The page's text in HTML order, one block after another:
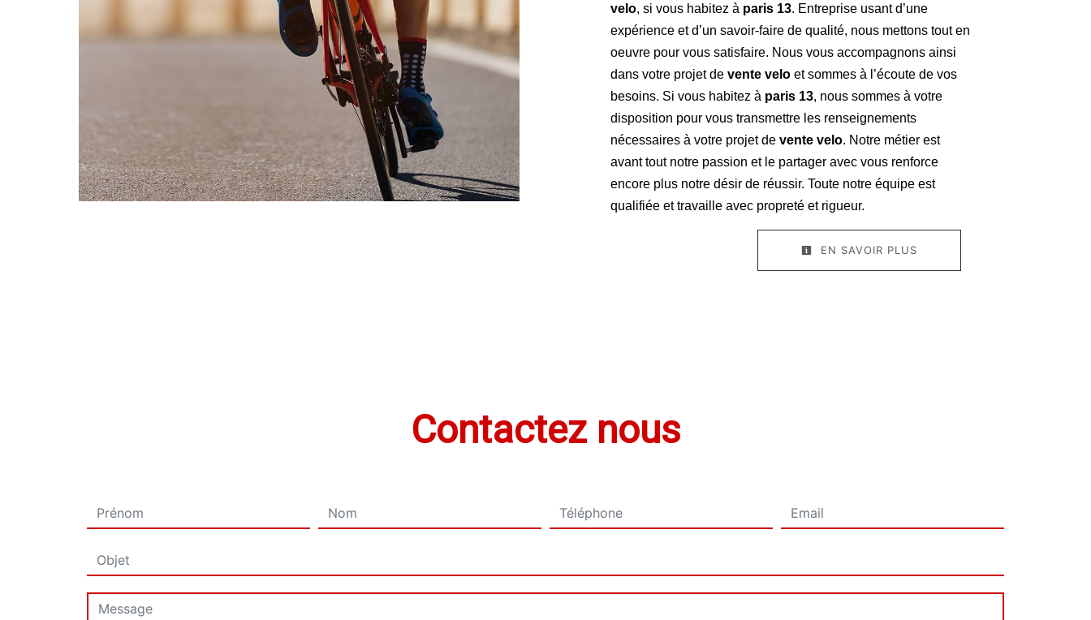
velo, si vous habitez à paris 13. Entreprise usant d’une
expérience et d’un savoir-faire de qualité, nous mettons tout en
oeuvre pour vous satisfaire. Nous vous accompagnons ainsi
dans votre projet de vente velo et sommes à l’écoute de vos
besoins. Si vous habitez à paris 13, nous sommes à votre
disposition pour vous transmettre les renseignements
nécessaires à votre projet de vente velo. Notre métier est
avant tout notre passion et le partager avec vous renforce
encore plus notre désir de réussir. Toute notre équipe est
qualifiée et travaille avec propreté et rigueur.
EN SAVOIR PLUS
Contactez nous